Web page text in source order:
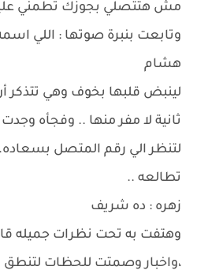
مش هتتصلي بجوزك تطمني
وتابعت بنبرة صوتها : اللي
هشام
لينبض قلبها بخوف وهي
ثانية لا مفر منها .. وفجأه
لتنظر الي رقم المتصل
تطالعه ..
زهره : ده شريف
وهتفت به تحت نظرات جميله
،واخبار وصمتت للحظات